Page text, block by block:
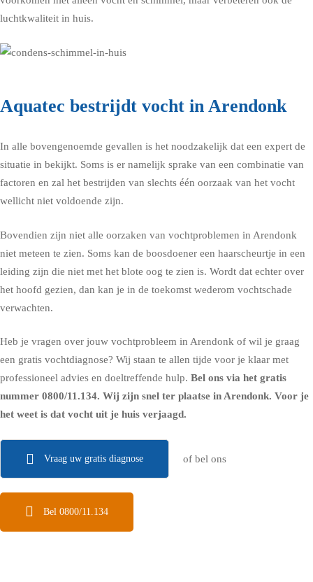
luchtkwaliteit in huis.
Aquatec bestrijdt vocht in Arendonk
In alle bovengenoemde gevallen is het noodzakelijk dat een expert de
situatie in bekijkt. Soms is er namelijk sprake van een combinatie van
factoren en zal het bestrijden van slechts één oorzaak van het vocht
wellicht niet voldoende zijn.
Bovendien zijn niet alle oorzaken van vochtproblemen in Arendonk
niet meteen te zien. Soms kan de boosdoener een haarscheurtje in een
leiding zijn die niet met het blote oog te zien is. Wordt dat echter over
het hoofd gezien, dan kan je in de toekomst wederom vochtschade
verwachten.
Heb je vragen over jouw vochtprobleem in Arendonk of wil je graag
een gratis vochtdiagnose? Wij staan te allen tijde voor je klaar met
professioneel advies en doeltreffende hulp. Bel ons via het gratis
nummer 0800/11.134. Wij zijn snel ter plaatse in Arendonk. Voor je
het weet is dat vocht uit je huis verjaagd.
Vraag uw gratis diagnose of bel ons
Bel 0800/11.134